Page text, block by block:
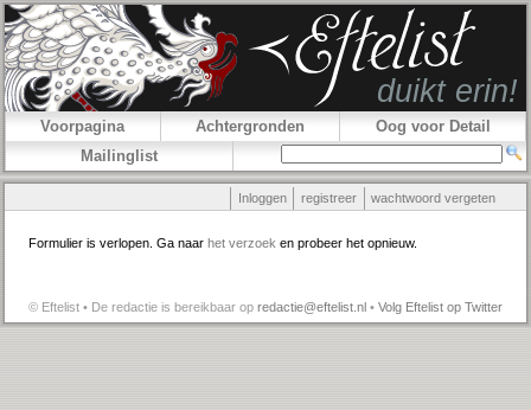
Voorpagina Achtergronden
Oog voor Detail
Mailinglist
Inloggen registreer wachtwoord vergeten
Formulier is verlopen. Ga naar het verzoek en probeer het opnieuw.
© Eftelist • De redactie is bereikbaar op redactie@eftelist.nl • Volg Eftelist op Twitter